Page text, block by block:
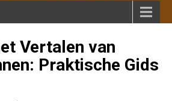
Vertalen van
Praktische Gids